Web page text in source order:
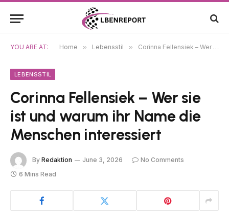
YOU ARE AT: Home » Lebensstil » Corinna Fellensiek – Wer sie ist und warum ihr Name die Menschen interessiert
LEBENSSTIL
Corinna Fellensiek – Wer sie
ist und warum ihr Name die
Menschen interessiert
By Redaktion June 3, 2026
No Comments
6 Mins Read